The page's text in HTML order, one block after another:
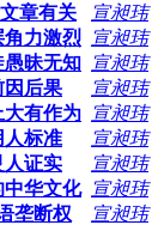
章有关
宣昶玮
角力激烈
宣昶玮
愚昧无知
宣昶玮
因后果
宣昶玮
大有作为
宣昶玮
人标准
宣昶玮
人证实
宣昶玮
中华文化
宣昶玮
垄断权
宣昶玮